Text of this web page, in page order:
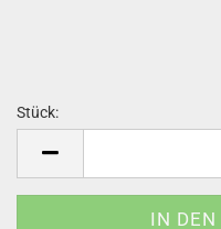
Stück: